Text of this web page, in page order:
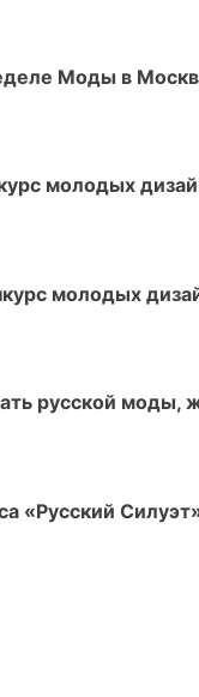
Моды в
молодых
молодых
русской моды,
«Русский